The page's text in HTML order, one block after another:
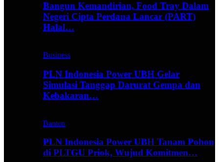
Bangun Kemandirian, Food Tray Dalam
Negeri Cipta Perdana Lancar (PART)
Halal…
Business
PLN Indonesia Power UBH Gelar
Simulasi Tanggap Darurat Gempa dan
Kebakaran…
Banten
PLN Indonesia Power UBH Tanam Pohon
di PLTGU Priok, Wujud Komitmen…